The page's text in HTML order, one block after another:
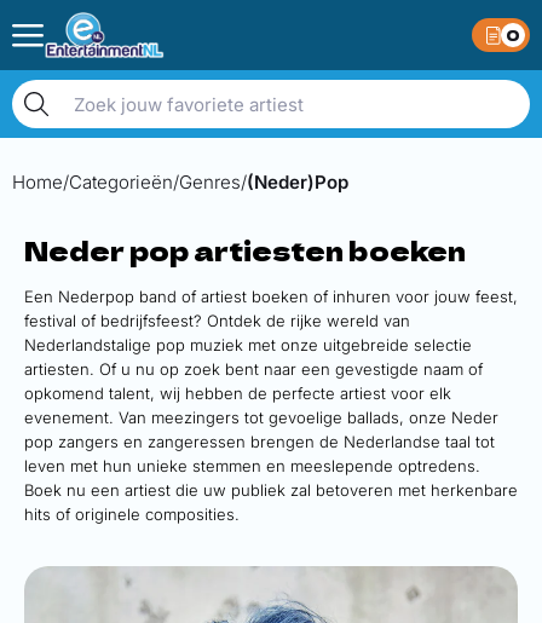
0
Home Categorieën Genres (Neder)Pop
Neder pop artiesten boeken
Een Nederpop band of artiest boeken of inhuren voor jouw feest,
festival of bedrijfsfeest? Ontdek de rijke wereld van
Nederlandstalige pop muziek met onze uitgebreide selectie
artiesten. Of u nu op zoek bent naar een gevestigde naam of
opkomend talent, wij hebben de perfecte artiest voor elk
evenement. Van meezingers tot gevoelige ballads, onze Neder
pop zangers en zangeressen brengen de Nederlandse taal tot
leven met hun unieke stemmen en meeslepende optredens.
Boek nu een artiest die uw publiek zal betoveren met herkenbare
hits of originele composities.